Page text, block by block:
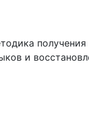
получения
и